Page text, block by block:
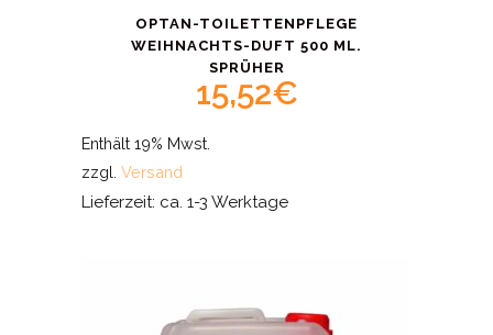
OPTAN-TOILETTENPFLEGE
WEIHNACHTS-DUFT 500 ML.
SPRÜHER
15,52€
Enthält 19% Mwst.
zzgl. Versand
Lieferzeit: ca. 1-3 Werktage